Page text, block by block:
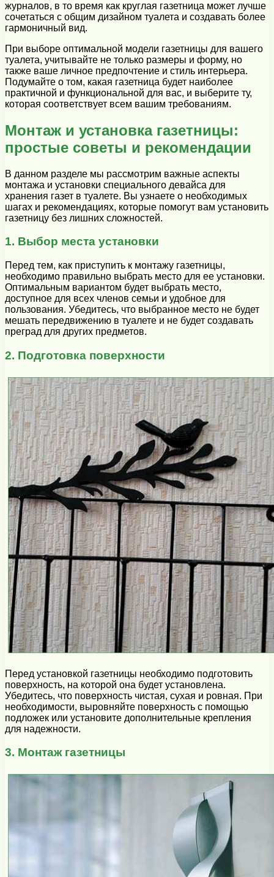
журналов, в то время как круглая газетница может лучше
сочетаться с общим дизайном туалета и создавать более
гармоничный вид.
При выборе оптимальной модели газетницы для вашего
туалета, учитывайте не только размеры и форму, но
также ваше личное предпочтение и стиль интерьера.
Подумайте о том, какая газетница будет наиболее
практичной и функциональной для вас, и выберите ту,
которая соответствует всем вашим требованиям.
Монтаж и установка газетницы:
простые советы и рекомендации
В данном разделе мы рассмотрим важные аспекты
монтажа и установки специального девайса для
хранения газет в туалете. Вы узнаете о необходимых
шагах и рекомендациях, которые помогут вам установить
газетницу без лишних сложностей.
1. Выбор места установки
Перед тем, как приступить к монтажу газетницы,
необходимо правильно выбрать место для ее установки.
Оптимальным вариантом будет выбрать место,
доступное для всех членов семьи и удобное для
пользования. Убедитесь, что выбранное место не будет
мешать передвижению в туалете и не будет создавать
преград для других предметов.
2. Подготовка поверхности
Перед установкой газетницы необходимо подготовить
поверхность, на которой она будет установлена.
Убедитесь, что поверхность чистая, сухая и ровная. При
необходимости, выровняйте поверхность с помощью
подложек или установите дополнительные крепления
для надежности.
3. Монтаж газетницы